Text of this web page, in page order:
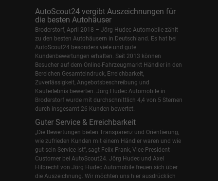
AutoScout24 vergibt Auszeichnungen für
die besten Autohäuser
Broderstorf, April 2018 – Jörg Hudec Automobile zählt
zu den besten Autohäusern in Deutschland. Es hat bei
AutoScout24 besonders viele und gute
Kundenbewertungen erhalten. Seit 2013 können
Besucher auf dem Online-Fahrzeugmarkt Händler in den
Bereichen Gesamteindruck, Erreichbarkeit,
Zuverlässigkeit, Angebotsbeschreibung und
Kauferlebnis bewerten. Jörg Hudec Automobile in
Broderstorf wurde mit durchschnittlich 4,4 von 5 Sternen
durch insgesamt 26 Kunden bewertet.
Guter Service & Erreichbarkeit
„Die Bewertungen bieten Transparenz und Orientierung,
wie zufrieden Kunden mit einem Händler waren und wie
gut sein Service ist“, sagt Felix Frank, Vice President
Customer bei AutoScout24. Jörg Hudec und Axel
Hilbrecht von Jörg Hudec Automobile freuen sich über
die Auszeichnung. Wir möchten uns hier ausdrücklich